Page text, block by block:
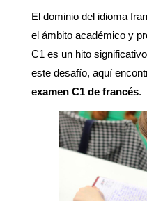
El dominio del idioma
el ámbito académico y
C1 es un hito
este desafío, aquí
examen C1 de francés.